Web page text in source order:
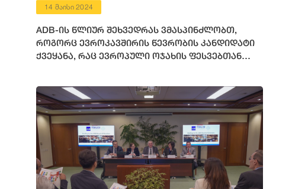
14 მაისი 2024
ADB-ის წლიურ შეხვედრას ვმასპინძლობთ,
როგორც ევროკავშირის წევრობის კანდიდატი
ქვეყანა, რაც ევროპული ოჯახის ფესვებთან